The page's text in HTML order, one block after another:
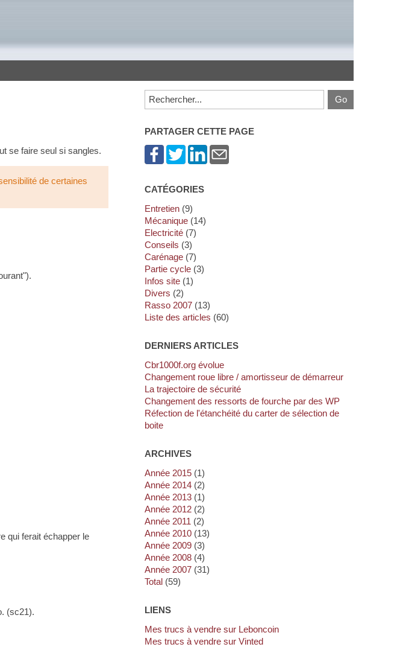
se faire seul si sangles.
de certaines
qui ferait échapper le
(sc21).
PARTAGER CETTE PAGE
CATÉGORIES
Entretien (9)
Mécanique (14)
Electricité (7)
Conseils (3)
Carénage (7)
Partie cycle (3)
Infos site (1)
Divers (2)
Rasso 2007 (13)
Liste des articles (60)
DERNIERS ARTICLES
cbr1000f.org évolue
Changement roue libre / amortisseur de démarreur
La trajectoire de sécurité
Changement des ressorts de fourche par des WP
Réfection de l'étanchéité du carter de sélection de
boite
ARCHIVES
année 2015 (1)
année 2014 (2)
année 2013 (1)
année 2012 (2)
année 2011 (2)
année 2010 (13)
année 2009 (3)
année 2008 (4)
année 2007 (31)
total (59)
LIENS
Mes trucs à vendre sur Leboncoin
Mes trucs à vendre sur Vinted